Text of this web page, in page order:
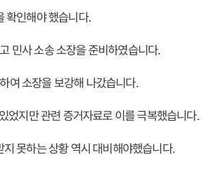
확인해야 했습니다.
민사 소송 소장을 준비하였습니다.
여 소장을 보강해 나갔습니다.
었지만 관련 증거자료로 이를 극복했습니다.
못하는 상황 역시 대비해야했습니다.